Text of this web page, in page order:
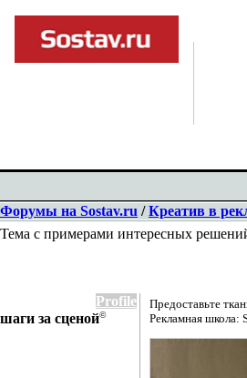
Форумы на Sostav.ru /Креатив в
Тема с примерами интересных
Profile
шаги за сценой©
Предоставьте
Рекламная школа: